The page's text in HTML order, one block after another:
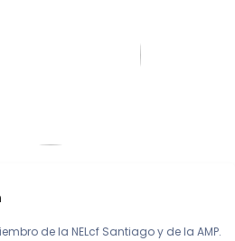
de la NELcf Santiago y de la AMP.